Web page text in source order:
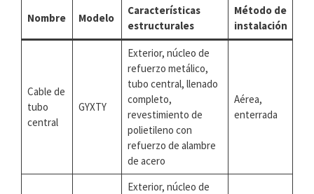
Nombre Modelo
Características
estructurales
Método de
instalación
Cable de
tubo
central
GYXTY
Exterior, núcleo de
refuerzo metálico,
tubo central, llenado
completo,
revestimiento de
polietileno con
refuerzo de alambre
de acero
Aérea,
enterrada
Exterior, núcleo de